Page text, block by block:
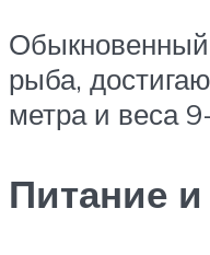
Обыкновенный
рыба,
метра и веса
Питание